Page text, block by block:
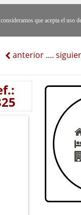
que acepta el uso
anterior ....